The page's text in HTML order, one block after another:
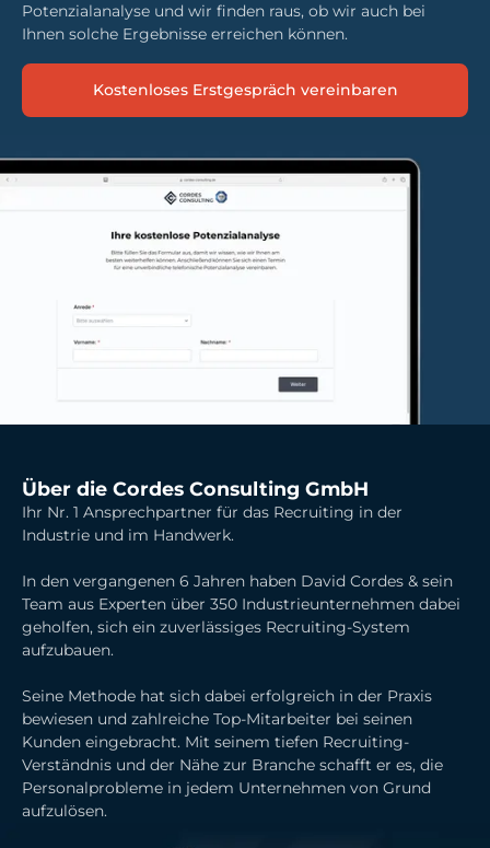
Potenzialanalyse und wir finden raus, ob wir auch bei
Ihnen solche Ergebnisse erreichen können.
Kostenloses Erstgespräch vereinbaren
Über die Cordes Consulting GmbH
Ihr Nr. 1 Ansprechpartner für das Recruiting in der
Industrie und im Handwerk.
In den vergangenen 6 Jahren haben David Cordes & sein
Team aus Experten über 350 Industrieunternehmen dabei
geholfen, sich ein zuverlässiges Recruiting-System
aufzubauen.
Seine Methode hat sich dabei erfolgreich in der Praxis
bewiesen und zahlreiche Top-Mitarbeiter bei seinen
Kunden eingebracht. Mit seinem tiefen Recruiting-
Verständnis und der Nähe zur Branche schafft er es, die
Personalprobleme in jedem Unternehmen von Grund
aufzulösen.